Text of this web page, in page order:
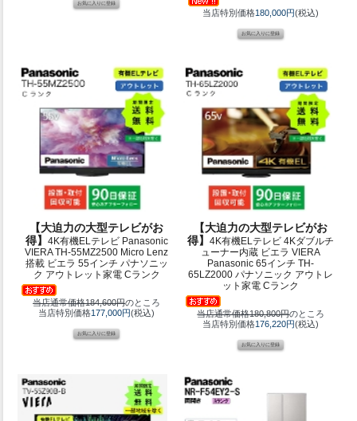
当店特別価格180,000円(税込)
【大迫力の大型テレビがお
得】
4K有機ELテレビ Panasonic
VIERA TH-55MZ2500 Micro Lenz
搭載 ビエラ 55インチ パナソニッ
ク アウトレット家電 Cランク
当店通常価格184,600円のところ
当店特別価格177,000円(税込)
【大迫力の大型テレビがお
得】4K有機ELテレビ 4Kダブルチ
ューナー内蔵 ビエラ VIERA
Panasonic 65インチ TH-
65LZ2000 パナソニック アウトレ
ット家電 Cランク
当店通常価格180,800円のところ
当店特別価格176,220円(税込)